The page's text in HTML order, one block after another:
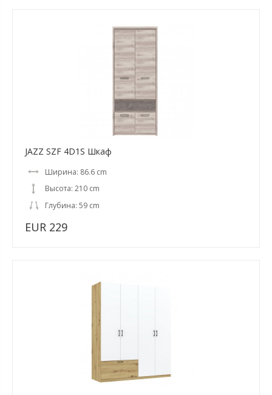
JAZZ SZF 4D1S Шкаф
Ширина: 86.6 cm
Высота: 210 cm
Глубина: 59 cm
EUR 229